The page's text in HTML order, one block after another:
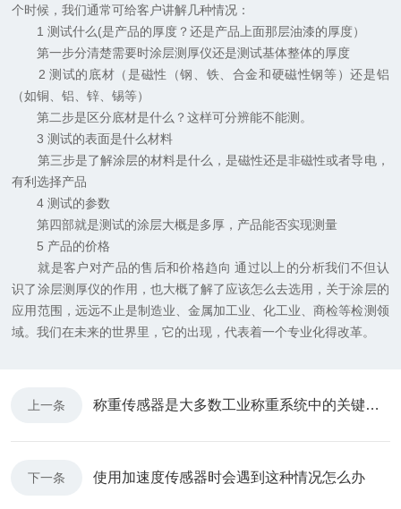
个时候，我们通常可给客户讲解几种情况：
1 测试什么(是产品的厚度？还是产品上面那层油漆的厚度）
第一步分清楚需要时涂层测厚仪还是测试基体整体的厚度
2 测试的底材（是磁性（钢、铁、合金和硬磁性钢等）还是铝
（如铜、铝、锌、锡等）
第二步是区分底材是什么？这样可分辨能不能测。
3 测试的表面是什么材料
第三步是了解涂层的材料是什么，是磁性还是非磁性或者导电，
有利选择产品
4 测试的参数
第四部就是测试的涂层大概是多厚，产品能否实现测量
5 产品的价格
就是客户对产品的售后和价格趋向 通过以上的分析我们不但认
识了涂层测厚仪的作用，也大概了解了应该怎么去选用，关于涂层的
应用范围，远远不止是制造业、金属加工业、化工业、商检等检测领
域。我们在未来的世界里，它的出现，代表着一个专业化得改革。
上一条 称重传感器是大多数工业称重系统中的关键组件
下一条 使用加速度传感器时会遇到这种情况怎么办